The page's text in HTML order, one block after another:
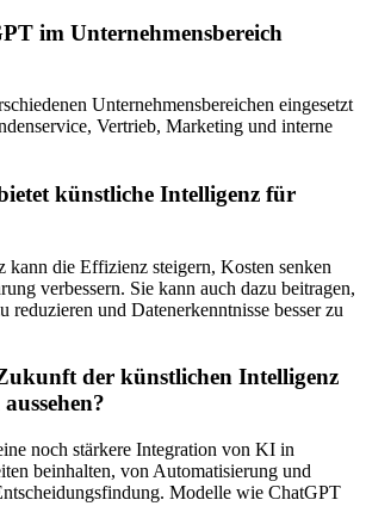
im Unternehmensbereich
Unternehmensbereichen eingesetzt
Vertrieb, Marketing und interne
künstliche Intelligenz für
kann die Effizienz steigern, Kosten senken
verbessern. Sie kann auch dazu beitragen,
reduzieren und Datenerkenntnisse besser zu
der künstlichen Intelligenz
noch stärkere Integration von KI in
beinhalten, von Automatisierung und
Modelle wie ChatGPT